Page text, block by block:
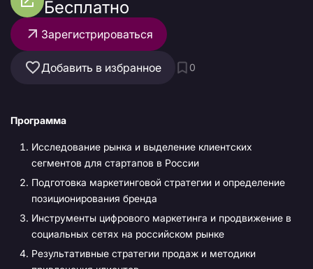
Бесплатно
Зарегистрироваться
Добавить в избранное 0
Программа
Исследование рынка и выделение клиентских
сегментов для стартапов в России
Подготовка маркетинговой стратегии и определение
позиционирования бренда
Инструменты цифрового маркетинга и продвижение в
социальных сетях на российском рынке
Результативные стратегии продаж и методики